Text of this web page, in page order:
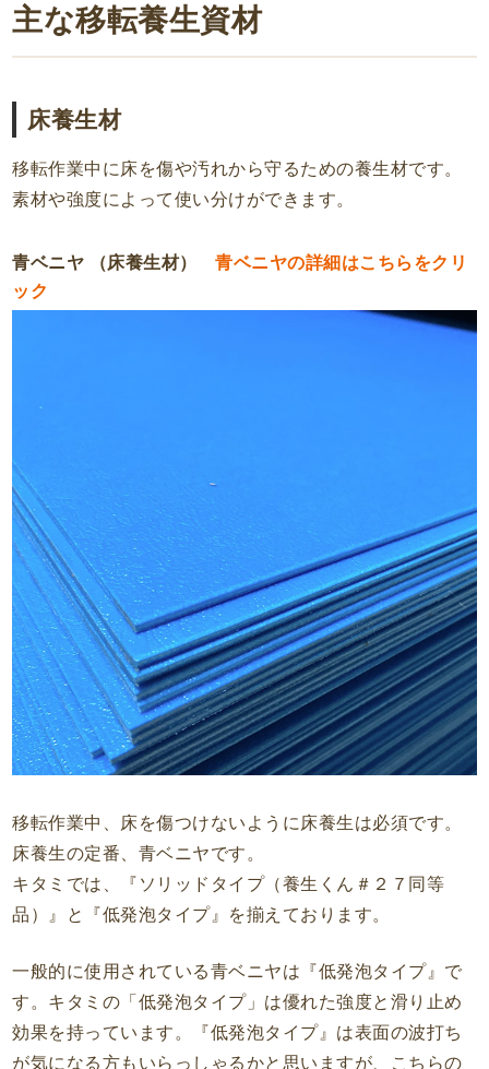
主な移転養生資材
床養生材
移転作業中に床を傷や汚れから守るための養生材です。
素材や強度によって使い分けができます。
青ベニヤ （床養生材）青ベニヤの詳細はこちらをクリ
ック
移転作業中、床を傷つけないように床養生は必須です。
床養生の定番、青ベニヤです。
キタミでは、『ソリッドタイプ（養生くん＃２７同等
品）』と『低発泡タイプ』を揃えております。
一般的に使用されている青ベニヤは『低発泡タイプ』で
す。キタミの「低発泡タイプ」は優れた強度と滑り止め
効果を持っています。『低発泡タイプ』は表面の波打ち
が気になる方もいらっしゃるかと思いますが、こちらの